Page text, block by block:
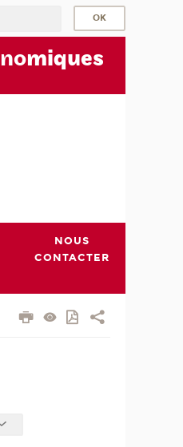
miques
NOUS
CONTACTER